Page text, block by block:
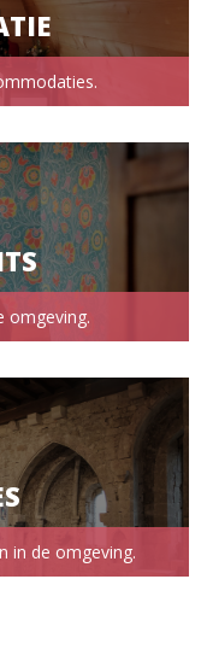
omgeving.
in de omgeving.